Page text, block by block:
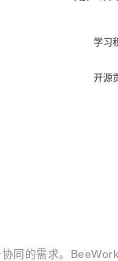
同的需求。